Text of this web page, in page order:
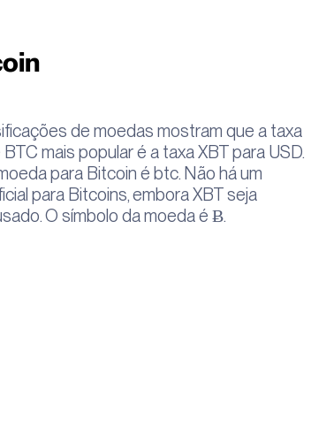
de moedas mostram que a taxa
mais popular é a taxa XBT para USD.
para Bitcoin é btc. Não há um
para Bitcoins, embora XBT seja
O símbolo da moeda é Ƀ.